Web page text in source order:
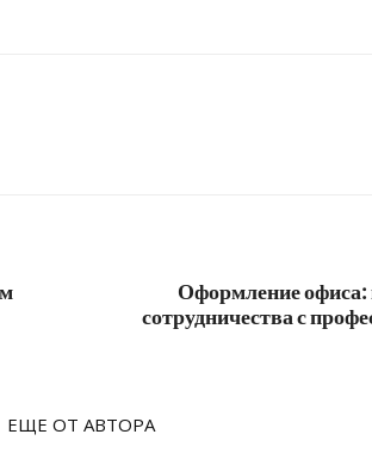
Оформление
сотрудничества с
ЕЩЕ ОТ АВТОРА